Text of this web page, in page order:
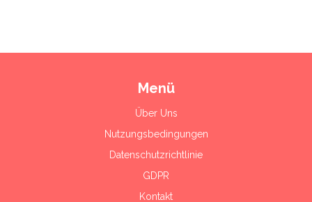
Menü
Über Uns
Nutzungsbedingungen
Datenschutzrichtlinie
GDPR
Kontakt